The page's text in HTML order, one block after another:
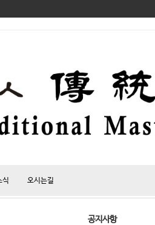
식 오시는길
공지사항